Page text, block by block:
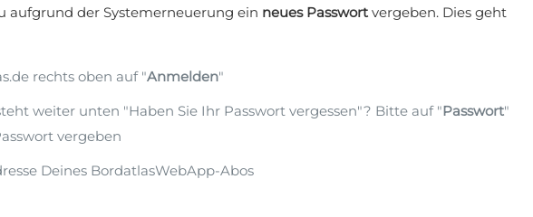
aufgrund der Systemerneuerung ein neues Passwortvergeben. Dies geht
rechts oben auf "Anmelden"
weiter unten "Haben Sie Ihr Passwort vergessen"? Bitte auf "Passwort"
vergeben
Deines BordatlasWebApp-Abos